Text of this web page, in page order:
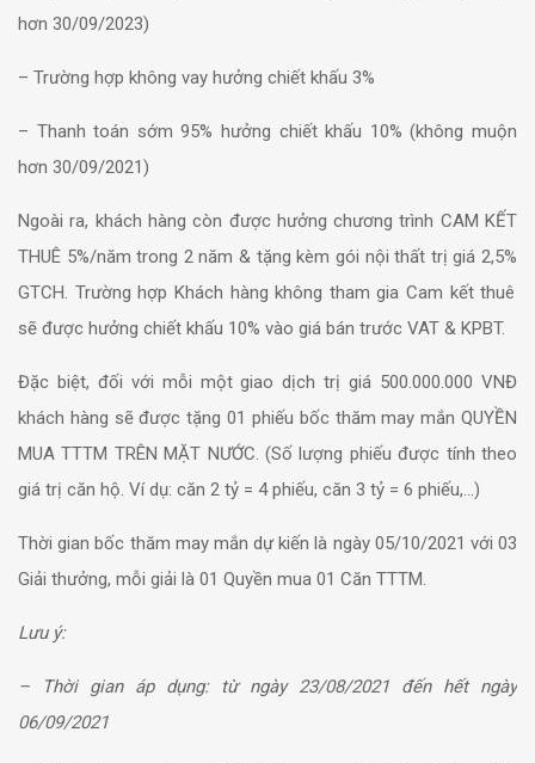
hơn 30/09/2023)
– Trường hợp không vay hưởng chiết khấu 3%
– Thanh toán sớm 95% hưởng chiết khấu 10% (không muộn
hơn 30/09/2021)
Ngoài ra, khách hàng còn được hưởng chương trình CAM KẾT
THUÊ 5%/năm trong 2 năm & tặng kèm gói nội thất trị giá 2,5%
GTCH. Trường hợp Khách hàng không tham gia Cam kết thuê
sẽ được hưởng chiết khấu 10% vào giá bán trước VAT & KPBT.
Đặc biệt, đối với mỗi một giao dịch trị giá 500.000.000 VNĐ
khách hàng sẽ được tặng 01 phiếu bốc thăm may mắn QUYỀN
MUA TTTM TRÊN MẶT NƯỚC. (Số lượng phiếu được tính theo
giá trị căn hộ. Ví dụ: căn 2 tỷ = 4 phiếu, căn 3 tỷ = 6 phiếu,…)
Thời gian bốc thăm may mắn dự kiến là ngày 05/10/2021 với 03
Giải thưởng, mỗi giải là 01 Quyền mua 01 Căn TTTM.
Lưu ý:
– Thời gian áp dụng: từ ngày 23/08/2021 đến hết ngày
06/09/2021